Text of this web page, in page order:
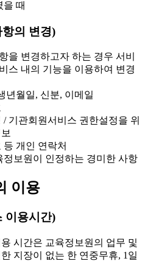
을 때
의 변경)
을 변경하고자 하는 경우 서비
스 내의 기능을 이용하여 변경
년월일, 신분, 이메일
기관회원서비스 권한설정을 위
개인 연락처
보원이 인정하는 경미한 사항
이용
이용시간)
시간은 교육정보원의 업무 및
지장이 없는 한 연중무휴, 1일